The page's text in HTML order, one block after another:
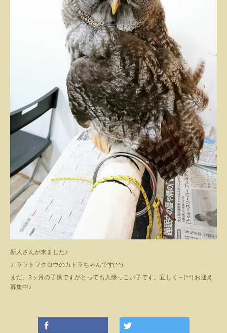
新人さんが来ました♪
カラフトフクロウのカトラちゃんです(^^)
まだ、3ヶ月の子供ですがとっても人懐っこい子です。宜しく～(^^) お迎え
募集中♪